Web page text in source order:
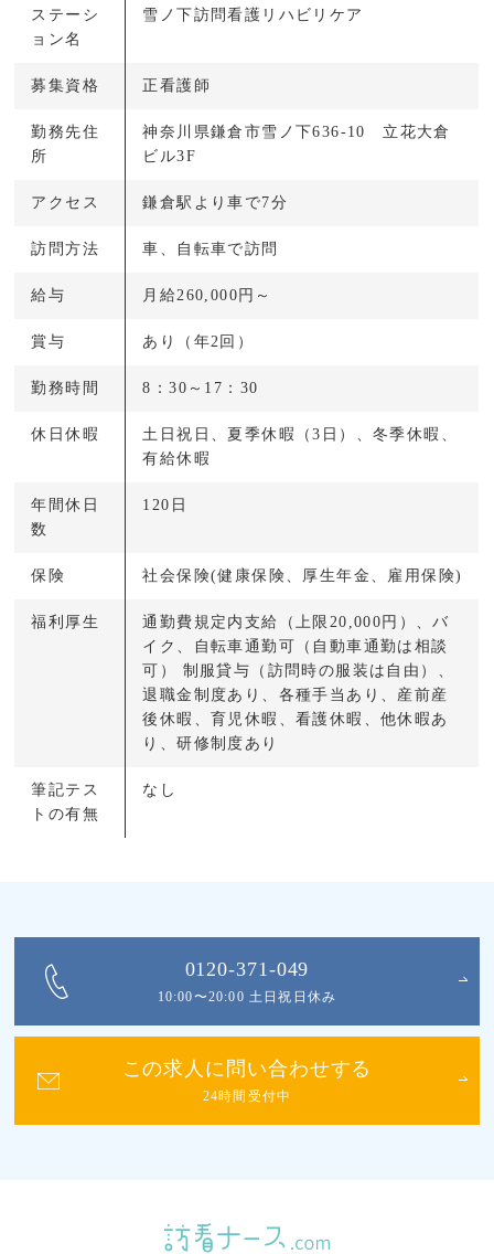
ステーシ
ョン名
雪ノ下訪問看護リハビリケア
募集資格 正看護師
勤務先住
所
神奈川県鎌倉市雪ノ下636-10 立花大倉
ビル3F
アクセス 鎌倉駅より車で7分
訪問方法 車、自転車で訪問
給与 月給260,000円～
賞与 あり（年2回）
勤務時間 8：30～17：30
休日休暇
土日祝日、夏季休暇（3日）、冬季休暇、
有給休暇
年間休日
数
120日
保険 社会保険(健康保険、厚生年金、雇用保険)
福利厚生
通勤費規定内支給（上限20,000円）、バ
イク、自転車通勤可（自動車通勤は相談
可） 制服貸与（訪問時の服装は自由）、
退職金制度あり、各種手当あり、産前産
後休暇、育児休暇、看護休暇、他休暇あ
り、研修制度あり
筆記テス
トの有無
なし
0120-371-049
10:00〜20:00 土日祝日休み
この求人に問い合わせする
24時間受付中